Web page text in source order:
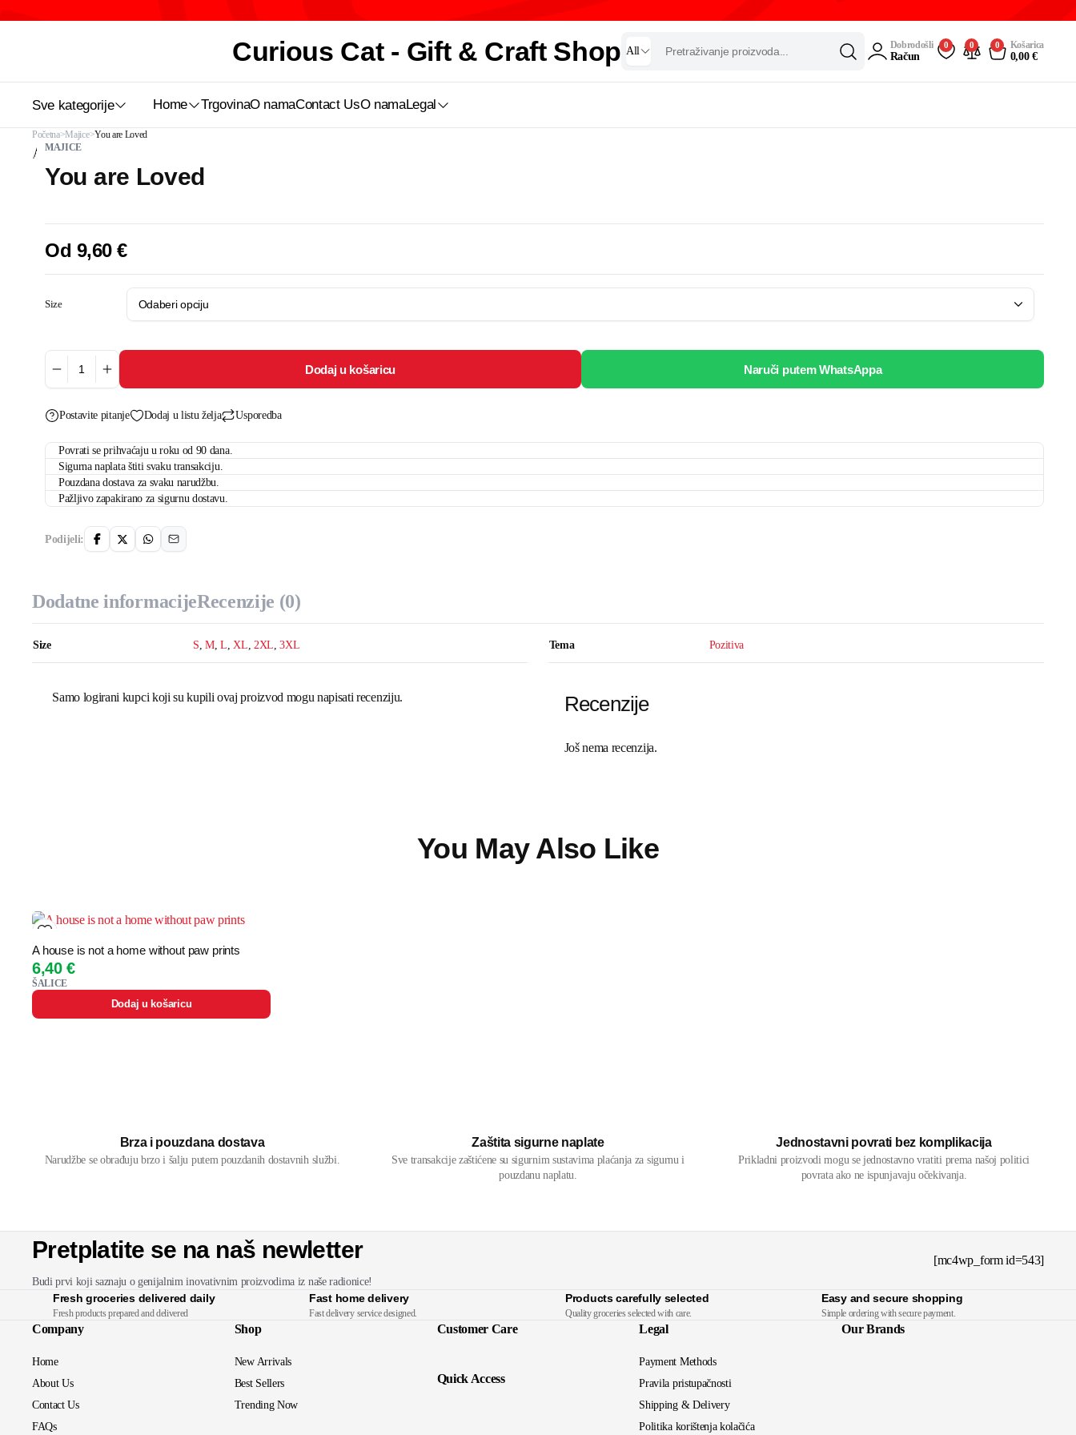
Curious Cat - Gift & Craft Shop All Dobrodošli
Račun
0 0 0 Košarica
0,00 €
Sve kategorije Home TrgovinaO namaContact UsO namaLegal
Početna Majice You are Loved
MAJICE
You are Loved
Od 9,60€
Size
You
are
Dodaj u košaricu Naruči putem WhatsAppa
Postavite pitanje Dodaj u listu želja Usporedba
Povrati se prihvaćaju u roku od 90 dana.
Sigurna naplata štiti svaku transakciju.
Pouzdana dostava za svaku narudžbu.
Pažljivo zapakirano za sigurnu dostavu.
Podijeli:
Dodatne informacijeRecenzije (0)
Size S,M,L,XL, 2XL,3XL Tema Pozitiva
Recenzije
Još nema recenzija.
Samo logirani kupci koji su kupili ovaj proizvod mogu napisati recenziju.
You May Also Like
A house is not a home without paw prints
6,40 €
ŠALICE
Dodaj u košaricu
Brza i pouzdana dostava
Narudžbe se obrađuju brzo i šalju putem pouzdanih dostavnih službi.
Zaštita sigurne naplate
Sve transakcije zaštićene su sigurnim sustavima plaćanja za sigurnu i
pouzdanu naplatu.
Jednostavni povrati bez komplikacija
Prikladni proizvodi mogu se jednostavno vratiti prema našoj politici
povrata ako ne ispunjavaju očekivanja.
Pretplatite se na naš newletter
Budi prvi koji saznaju o genijalnim inovativnim proizvodima iz naše radionice!
[mc4wp_form id=543]
Fresh groceries delivered daily
Fresh products prepared and delivered
Fast home delivery
Fast delivery service designed.
Products carefully selected
Quality groceries selected with care.
Easy and secure shopping
Simple ordering with secure payment.
Company
Home
About Us
Contact Us
FAQs
Shop
New Arrivals
Best Sellers
Trending Now
Customer Care
Quick Access
Legal
Payment Methods
Pravila pristupačnosti
Shipping & Delivery
Politika korištenja kolačića
Our Brands